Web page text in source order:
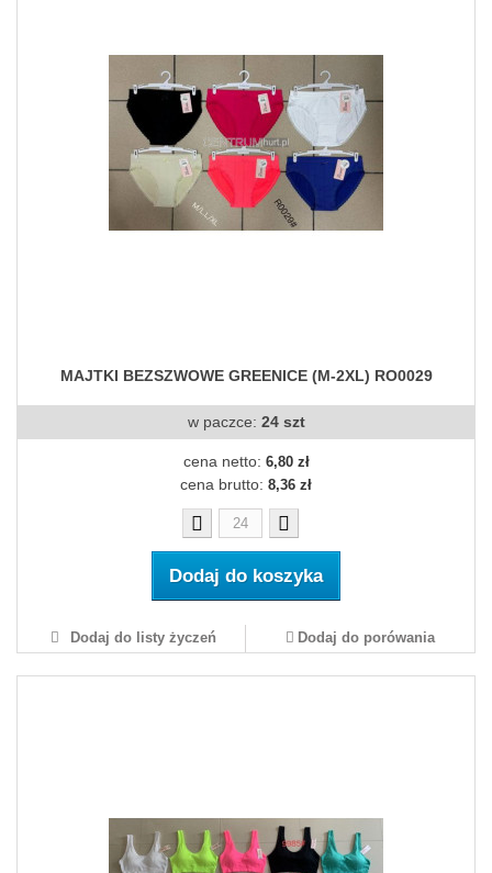
MAJTKI BEZSZWOWE GREENICE (M-2XL) RO0029
w paczce: 24 szt
cena netto: 6,80 zł
cena brutto: 8,36 zł
Dodaj do koszyka
Dodaj do listy życzeń Dodaj do porówania